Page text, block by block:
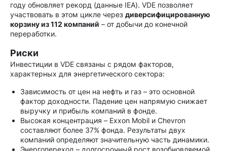
году обновляет рекорд (данные IEA). VDE позволяет
участвовать в этом цикле через диверсифицированную
корзину из 112 компаний – от добычи до конечной
переработки.
Риски
Инвестиции в VDE связаны с рядом факторов,
характерных для энергетического сектора:
Зависимость от цен на нефть и газ – это основной
фактор доходности. Падение цен напрямую снижает
выручку и прибыль компаний в фонде.
Высокая концентрация – Exxon Mobil и Chevron
составляют более 37% фонда. Результаты двух
компаний определяют значительную часть динамики.
Энергопереход – долгосрочный рост возобновляемой